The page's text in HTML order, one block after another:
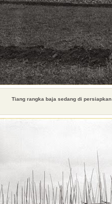
Tiang rangka baja sedang di persiapkan